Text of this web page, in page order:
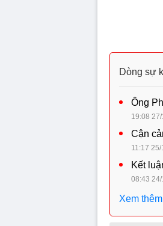
Dòng sự
Ông
19:08
Cận
11:17
Kết
08:43
Xem thêm